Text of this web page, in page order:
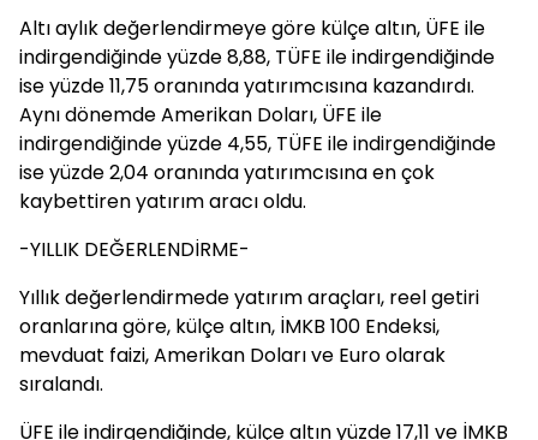
Altı aylık değerlendirmeye göre külçe altın, ÜFE ile
indirgendiğinde yüzde 8,88, TÜFE ile indirgendiğinde
ise yüzde 11,75 oranında yatırımcısına kazandırdı.
Aynı dönemde Amerikan Doları, ÜFE ile
indirgendiğinde yüzde 4,55, TÜFE ile indirgendiğinde
ise yüzde 2,04 oranında yatırımcısına en çok
kaybettiren yatırım aracı oldu.
-YILLIK DEĞERLENDİRME-
Yıllık değerlendirmede yatırım araçları, reel getiri
oranlarına göre, külçe altın, İMKB 100 Endeksi,
mevduat faizi, Amerikan Doları ve Euro olarak
sıralandı.
ÜFE ile indirgendiğinde, külçe altın yüzde 17,11 ve İMKB